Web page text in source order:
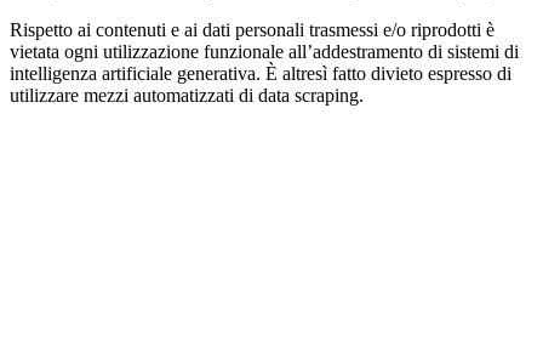
Rispetto ai contenuti e ai dati personali trasmessi e/o riprodotti è
vietata ogni utilizzazione funzionale all’addestramento di sistemi di
intelligenza artificiale generativa. È altresì fatto divieto espresso di
utilizzare mezzi automatizzati di data scraping.